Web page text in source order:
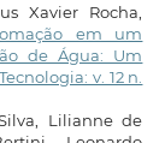
Xavier Rocha,
em um
de Água: Um
v. 12 n.
Lilianne de